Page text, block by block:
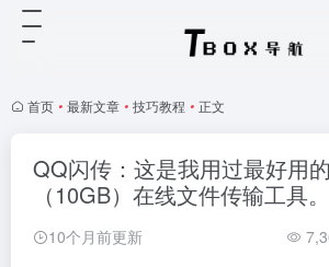
首页 • 最新文章 • 技巧教程 • 正文
QQ闪传：这是我用过最好用
（10GB）在线文件传输工具。
10个月前更新